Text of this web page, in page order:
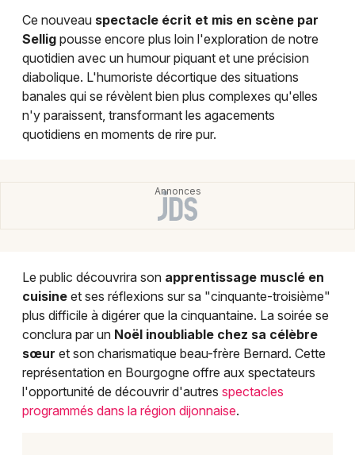
Newsletter des sorties
Artistes en tournée
21 - Côte d'Or
Choisir mes départements
Ce nouveau spectacle écrit et mis en scène par
Sellig pousse encore plus loin l'exploration de notre
quotidien avec un humour piquant et une précision
diabolique. L'humoriste décortique des situations
banales qui se révèlent bien plus complexes qu'elles
n'y paraissent, transformant les agacements
quotidiens en moments de rire pur.
Le public découvrira son apprentissage musclé en
cuisine et ses réflexions sur sa "cinquante-troisième"
plus difficile à digérer que la cinquantaine. La soirée se
conclura par un Noël inoubliable chez sa célèbre
sœur et son charismatique beau-frère Bernard. Cette
représentation en Bourgogne offre aux spectateurs
l'opportunité de découvrir d'autres spectacles
programmés dans la région dijonnaise.